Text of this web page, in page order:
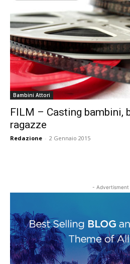
Bambini Attori
FILM – Casting bambini,
ragazze
Redazione - 2 Gennaio 2015
- Advertisment